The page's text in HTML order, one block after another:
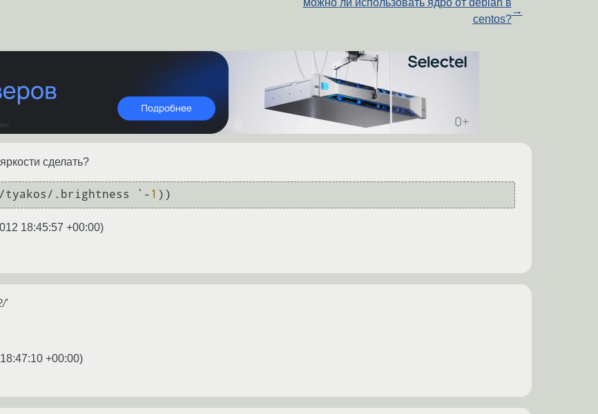
centos?
→
сделать?
tyakos/.brightness `- 1
18:45:57 +00:00)
'
+00:00)